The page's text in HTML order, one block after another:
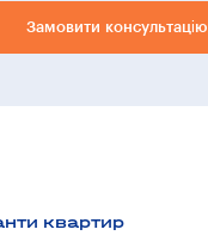
Замовити консультацію
квартир